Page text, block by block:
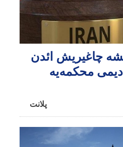
چاغیریش ائد‌ن
محکمه‌یه
پلانت